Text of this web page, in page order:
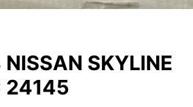
SKYLINE
24145